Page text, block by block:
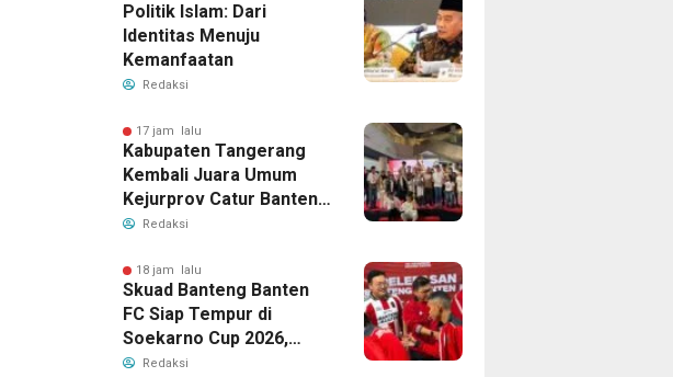
Politik Islam: Dari
Identitas Menuju
Kemanfaatan
Redaksi
17 jam lalu
Kabupaten Tangerang
Kembali Juara Umum
Kejurprov Catur Banten
2026, Raih 24 Medali
Redaksi
18 jam lalu
Skuad Banteng Banten
FC Siap Tempur di
Soekarno Cup 2026,
Bawa Misi Harumkan
Redaksi